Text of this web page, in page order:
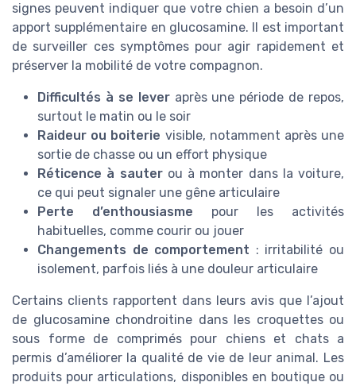
signes peuvent indiquer que votre chien a besoin d’un
apport supplémentaire en glucosamine. Il est important
de surveiller ces symptômes pour agir rapidement et
préserver la mobilité de votre compagnon.
Difficultés à se leveraprès une période de repos,
surtout le matin ou le soir
Raideur ou boiterie visible, notamment après une
sortie de chasse ou un effort physique
Réticence à sauterou à monter dans la voiture,
ce qui peut signaler une gêne articulaire
Perte d’enthousiasme pour les activités
habituelles, comme courir ou jouer
Changements de comportement : irritabilité ou
isolement, parfois liés à une douleur articulaire
Certains clients rapportent dans leurs avis que l’ajout
de glucosamine chondroitine dans les croquettes ou
sous forme de comprimés pour chiens et chats a
permis d’améliorer la qualité de vie de leur animal. Les
produits pour articulations, disponibles en boutique ou